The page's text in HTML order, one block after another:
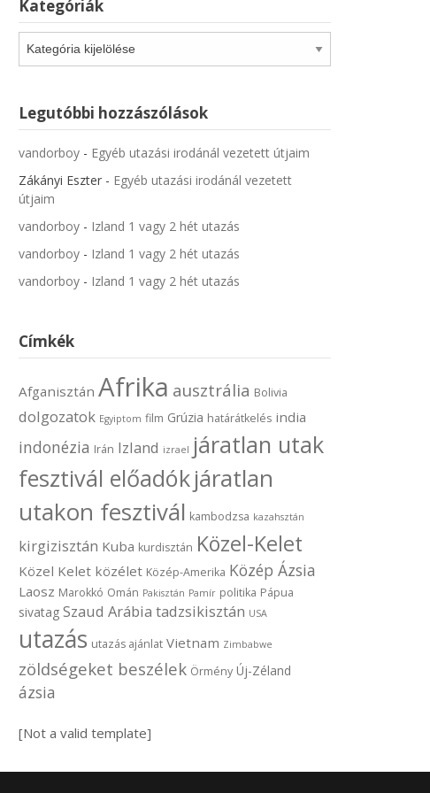
Kategóriák
Legutóbbi hozzászólások
vandorboy- Egyéb utazási irodánál vezetett útjaim
Zákányi Eszter- Egyéb utazási irodánál vezetett
útjaim
vandorboy- Izland 1 vagy 2 hét utazás
vandorboy- Izland 1 vagy 2 hét utazás
vandorboy- Izland 1 vagy 2 hét utazás
Címkék
Afganisztán Afrika ausztrália Bolivia
dolgozatok Egyiptom film Grúzia határátkelés india
indonézia Irán Izland izrael járatlan utak
fesztivál előadókjáratlan
utakon fesztivál kambodzsa kazahsztán
kirgizisztán Kuba kurdisztán Közel-Kelet
Közel Kelet közélet Közép-Amerika Közép Ázsia
Laosz Marokkó Omán Pakisztán Pamír politika Pápua
sivatag Szaud Arábia tadzsikisztán USA
utazás utazás ajánlat Vietnam Zimbabwe
zöldségeket beszélek Örmény Új-Zéland
ázsia
[Not a valid template]